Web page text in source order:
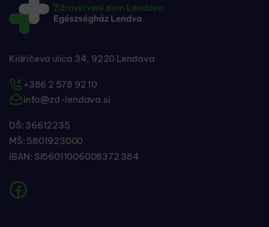
Kidričeva ulica 34, 9220 Lendava
+386 2 578 92 10
info@zd-lendava.si
DŠ: 36612235
MŠ: 5801923000
IBAN: SI56011006008372 384